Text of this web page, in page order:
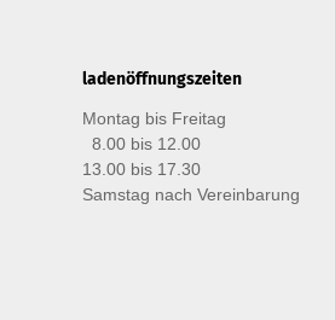
ladenöffnungszeiten
Montag bis Freitag
8.00 bis 12.00
13.00 bis 17.30
Samstag nach Vereinbarung